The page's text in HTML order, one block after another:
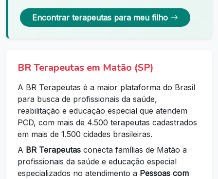
Encontrar terapeutas para meu filho
BR Terapeutas em Matão (SP)
A BR Terapeutas é a maior plataforma do Brasil
para busca de profissionais da saúde,
reabilitação e educação especial que atendem
PCD, com mais de 4.500 terapeutas cadastrados
em mais de 1.500 cidades brasileiras.
A BR Terapeutas conecta famílias de Matão a
profissionais da saúde e educação especial
especializados no atendimento a Pessoas com